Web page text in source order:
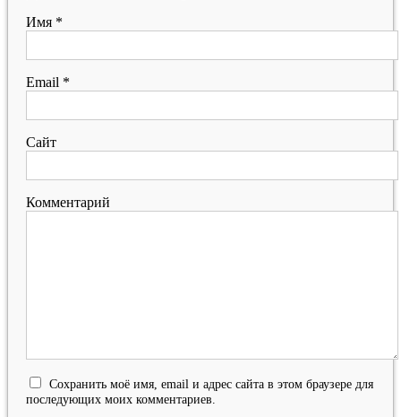
Имя *
Email *
Сайт
Комментарий
Сохранить моё имя, email и адрес сайта в этом браузере для
последующих моих комментариев.